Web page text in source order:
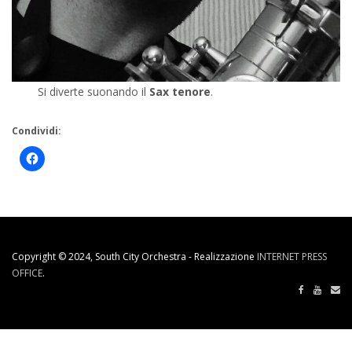
Si diverte suonando il Sax tenore.
Condividi:
Copyright © 2024, South City Orchestra - Realizzazione INTERNET PRESS
OFFICE.